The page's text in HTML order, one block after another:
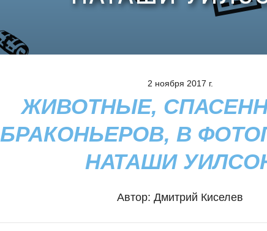
2 ноября 2017 г.
ЖИВОТНЫЕ,
БРАКОНЬЕРОВ, В
НАТАШИ
Автор: Дмитрий Киселев